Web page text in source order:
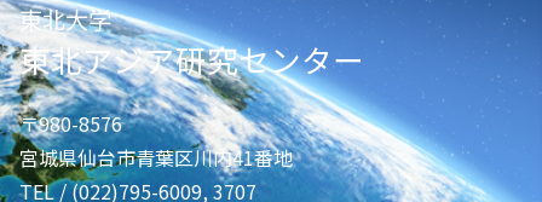
東北大学
東北アジア研究センター
〒980-8576
宮城県仙台市青葉区川内41番地
TEL / (022)795-6009, 3707